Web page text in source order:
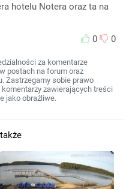
hotelu Notera oraz ta na
0
0
za komentarze
postach na forum oraz
Zastrzegamy sobie prawo
zawierających treści
jako obraźliwe.